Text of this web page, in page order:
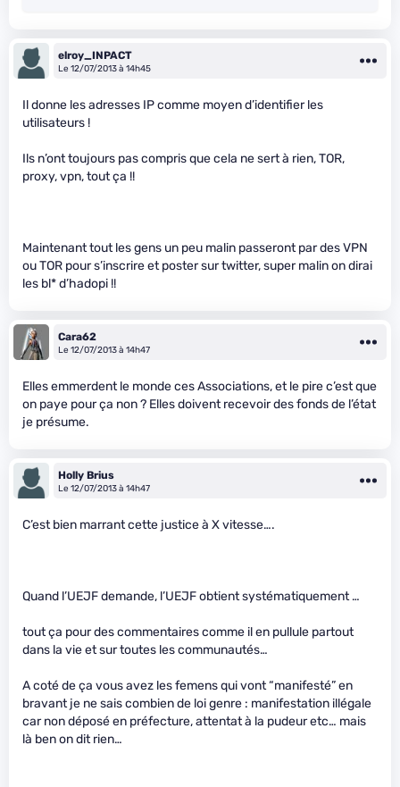
elroy_INPACT
Le 12/07/2013 à 14h45
Il donne les adresses IP comme moyen d’identifier les
utilisateurs !
Ils n’ont toujours pas compris que cela ne sert à rien, TOR,
proxy, vpn, tout ça !!
Maintenant tout les gens un peu malin passeront par des VPN
ou TOR pour s’inscrire et poster sur twitter, super malin on dirai
les bl* d’hadopi !!
Cara62
Le 12/07/2013 à 14h47
Elles emmerdent le monde ces Associations, et le pire c’est que
on paye pour ça non ? Elles doivent recevoir des fonds de l’état
je présume.
Holly Brius
Le 12/07/2013 à 14h47
C’est bien marrant cette justice à X vitesse….
Quand l’UEJF demande, l’UEJF obtient systématiquement …
tout ça pour des commentaires comme il en pullule partout
dans la vie et sur toutes les communautés…
A coté de ça vous avez les femens qui vont “manifesté” en
bravant je ne sais combien de loi genre : manifestation illégale
car non déposé en préfecture, attentat à la pudeur etc… mais
là ben on dit rien…